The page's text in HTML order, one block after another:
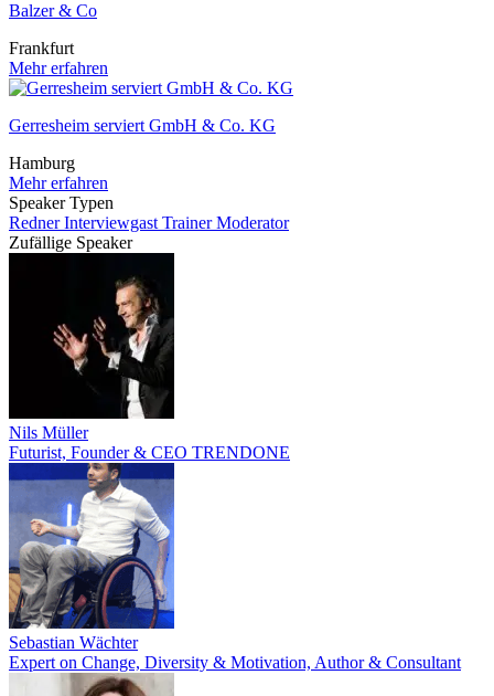
Balzer & Co
Frankfurt
Mehr erfahren
Gerresheim serviert GmbH & Co. KG
Hamburg
Mehr erfahren
Speaker Typen
RednerInterviewgast TrainerModerator
Zufällige Speaker
Nils Müller
Futurist, Founder & CEO TRENDONE
Sebastian Wächter
Expert on Change, Diversity & Motivation, Author & Consultant